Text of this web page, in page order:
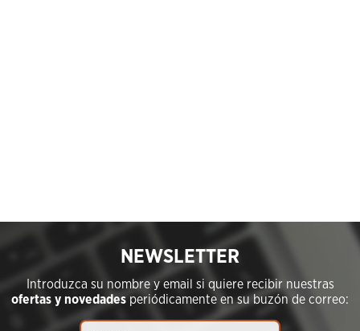
NEWSLETTER
Introduzca su nombre y email si quiere recibir nuestras
ofertas y novedadesperiódicamente en su buzón de correo: